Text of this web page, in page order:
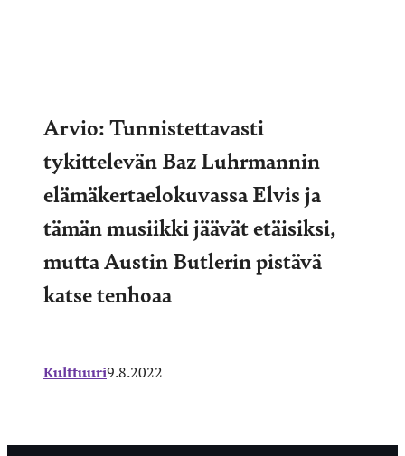
Arvio: Tunnistettavasti
tykittelevän Baz Luhrmannin
elämäkertaelokuvassa Elvis ja
tämän musiikki jäävät etäisiksi,
mutta Austin Butlerin pistävä
katse tenhoaa
Kulttuuri9.8.2022